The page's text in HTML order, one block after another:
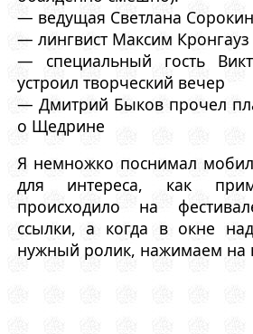
— ведущая Светлана
— лингвист Максим Кронгауз
— специальный гость
устроил творческий вечер
— Дмитрий Быков прочел
о Щедрине
Я немножко поснимал
для интереса, как
происходило на
ссылки, а когда в окне
нужный ролик, нажимаем на